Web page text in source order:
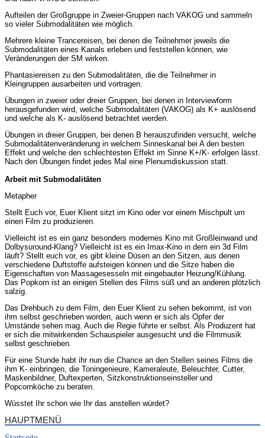
Aufteilen der Großgruppe in Zweier-Gruppen nach VAKOG und sammeln
so vieler Submodalitäten wie möglich.
Mehrere kleine Trancereisen, bei denen die Teilnehmer jeweils die
Submodalitäten eines Kanals erleben und feststellen können, wie
Veränderungen der SM wirken.
Phantasiereisen zu den Submodalitäten, die die Teilnehmer in
Kleingruppen ausarbeiten und vortragen.
Übungen in zweier oder dreier Gruppen, bei denen in Interviewform
herausgefunden wird, welche Submodalitäten (VAKOG) als K+ auslösend
und welche als K- auslösend betrachtet werden.
Übungen in dreier Gruppen, bei denen B herauszufinden versucht, welche
Submodalitätenveränderung in welchem Sinneskanal bei A den besten
Effekt und welche den schlechtesten Effekt im Sinne K+/K- erfolgen lässt.
Nach den Übungen findet jedes Mal eine Plenumdiskussion statt.
Arbeit mit Submodalitäten
Metapher
Stellt Euch vor, Euer Klient sitzt im Kino oder vor einem Mischpult um
einen Film zu produzieren.
Vielleicht ist es ein ganz besonders modernes Kino mit Großleinwand und
Dolbysuround-Klang? Vielleicht ist es ein Imax-Kino in dem ein 3d Film
läuft? Stellt euch vor, es gibt kleine Düsen an den Sitzen, aus denen
verschiedene Duftstoffe aufsteigen können und die Sitze haben die
Eigenschaften von Massagesesseln mit eingebauter Heizung/Kühlung.
Das Popkorn ist an einigen Stellen des Films süß und an anderen plötzlich
salzig.
Das Drehbuch zu dem Film, den Euer Klient zu sehen bekommt, ist von
ihm selbst geschrieben worden, auch wenn er sich als Opfer der
Umstände sehen mag. Auch die Regie führte er selbst. Als Produzent hat
er sich die mitwirkenden Schauspieler ausgesucht und die Filmmusik
selbst geschrieben.
Für eine Stunde habt ihr nun die Chance an den Stellen seines Films die
ihm K- einbringen, die Toningenieure, Kameraleute, Beleuchter, Cutter,
Maskenbildner, Duftexperten, Sitzkonstruktionseinsteller und
Popcornköche zu beraten.
Wüsstet Ihr schon wie Ihr das anstellen würdet?
HAUPTMENÜ